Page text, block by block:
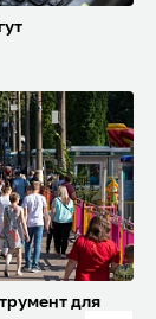
для